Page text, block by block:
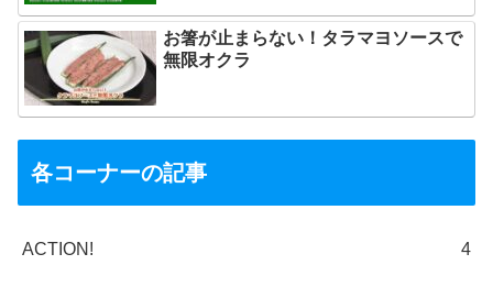
お箸が止まらない！タラマヨソースで
無限オクラ
各コーナーの記事
ACTION! 4